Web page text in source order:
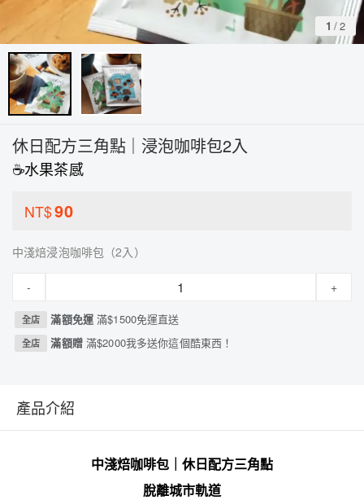
1 /2
休日配方三角點｜浸泡咖啡包2入
☕️水果茶感
NT$90
中淺焙浸泡咖啡包（2入）
- +
全店 滿額免運滿$1500免運直送
全店 滿額贈 滿$2000我多送你這個酷東西！
產品介紹
中淺焙咖啡包｜休日配方三角點
脫離城市軌道